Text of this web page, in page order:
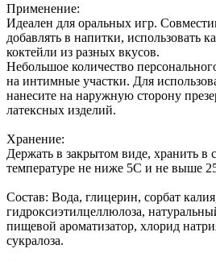
Применение:
Идеален для оральных игр.
добавлять в напитки, использовать
коктейли из разных вкусов.
Небольшое количество
на интимные участки. Для
нанесите на наружную сторону
латексных изделий.
Хранение:
Держать в закрытом виде, хранить в
температуре не ниже 5С и не выше
Состав: Вода, глицерин, сорбат
гидроксиэтилцеллюлоза,
пищевой ароматизатор, хлорид
сукралоза.